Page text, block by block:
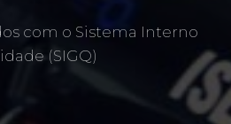
com o Sistema Interno
(SIGQ)